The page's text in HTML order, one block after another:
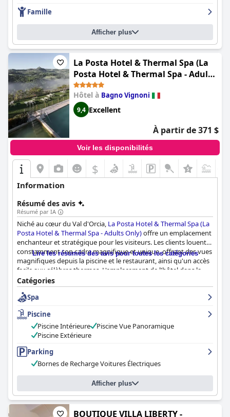
Famille
Afficher plus
La Posta Hotel & Thermal Spa (La
Posta Hotel & Thermal Spa - Adults
Only)
Hôtel à Bagno Vignoni
9,4 Excellent
À partir de 371 $
Voir les disponibilités
$
Information
Résumé des avis
Résumé par IA
Niché au cœur du Val d'Orcia, La Posta Hotel & Thermal Spa (La
Posta Hotel & Thermal Spa - Adults Only)offre un emplacement
enchanteur et stratégique pour les visiteurs. Les clients louent
constamment son cadre magnifique et unique, offrant des vues
magnifiques depuis la piscine et le restaurant, ainsi qu'un accès
facile aux célèbres thermes. L'emplacement de l'hôtel dans la
belle Orciatal est idéal pour explorer la Toscane, étant proche de
charmantes villes comme Montalcino, Pienza et Montepulciano.
L'atmosphère accueillante, les installations spacieuses et les
environs pittoresques rehaussent le charme de cette retraite
sereine.
L'expérience du petit-déjeuner à
célébrée pour sa qualité, sa variété et l'assortiment généreux de
produits frais et délicieux, répondant aux préférences sucrées et
vue imprenable depuis la terrasse ou le jardin, contribuant à un
cadre de restauration serein et pittoresque. Malgré quelques
remarques mineures sur le menu qui nécessiterait une attention
particulière, le petit-déjeuner laisse systématiquement une
Lire les résumés des avis pour toutes les catégories
Catégories
Spa
Piscine
Piscine Intérieure
Piscine Vue Panoramique
Piscine Extérieure
Parking
Bornes de Recharge Voitures Électriques
Afficher plus
BOUTIQUE VILLA LIBERTY -